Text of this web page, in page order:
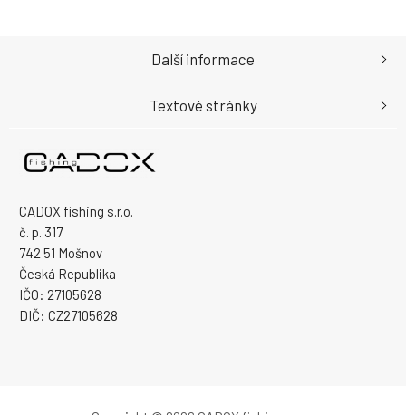
CADOX fishing s.r.o.
č. p. 317
742 51 Mošnov
Česká Republika
IČO: 27105628
DIČ: CZ27105628
Další informace
Textové stránky